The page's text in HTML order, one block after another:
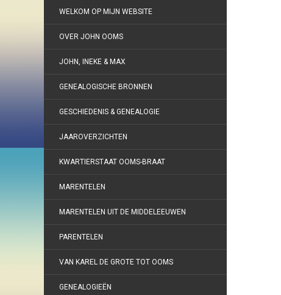
WELKOM OP MIJN WEBSITE
OVER JOHN OOMS
JOHN, INEKE & MAX
GENEALOGISCHE BRONNEN
GESCHIEDENIS & GENEALOGIE
JAAROVERZICHTEN
KWARTIERSTAAT OOMS-BRAAT
MARENTELEN
MARENTELEN UIT DE MIDDELEEUWEN
PARENTELEN
VAN KAREL DE GROTE TOT OOMS
GENEALOGIEËN